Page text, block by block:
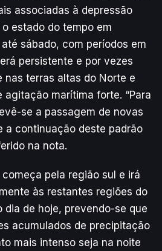
associadas à depressão
estado do tempo em
sábado, com períodos em
persistente e por vezes
nas terras altas do Norte e
marítima forte. “Para
se a passagem de novas
a continuação deste padrão
na nota.
pela região sul e irá
às restantes regiões do
dia de hoje, prevendo-se que
acumulados de precipitação
mais intenso seja na noite